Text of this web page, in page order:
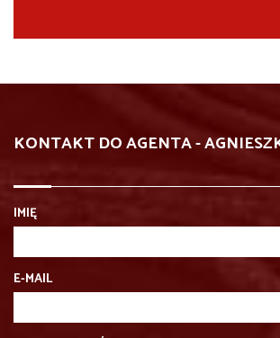
KONTAKT DO AGENTA -
IMIĘ
E-MAIL